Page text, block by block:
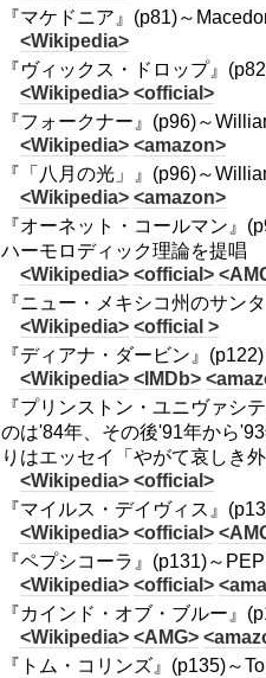
『マケドニア』(p81)～
<Wikipedia>
『ヴィックス・ドロップ』
<Wikipedia> <official>
『フォークナー』(p96)～
<Wikipedia> <amazon>
『「八月の光」』(p96)～
<Wikipedia> <amazon>
『オーネット・コールマン』
ハーモロディック理論を提唱
<Wikipedia> <official>
『ニュー・メキシコ州のサン
<Wikipedia> <official >
『ディアナ・ダービン』
<Wikipedia> <IMDb>
『プリンストン・ユニヴァシ
のは'84年、その後'91年から
りはエッセイ「やがて哀しき
<Wikipedia> <official>
『マイルス・デイヴィス』
<Wikipedia> <official>
『ペプシコーラ』(p131)～
<Wikipedia> <official>
『カインド・オブ・ブルー』
<Wikipedia> <AMG>
『トム・コリンズ』(p135)～